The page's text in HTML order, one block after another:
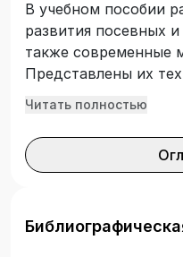
В учебном пособии
развития посевных
также современные
Представлены их
устройство,
преимущества и
агрегатов и машин.
специальностей
Читать полностью